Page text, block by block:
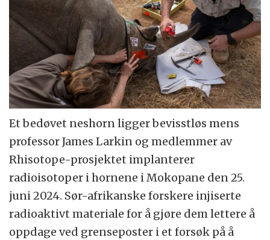
Et bedøvet neshorn ligger bevisstløs mens
professor James Larkin og medlemmer av
Rhisotope-prosjektet implanterer
radioisotoper i hornene i Mokopane den 25.
juni 2024. Sør-afrikanske forskere injiserte
radioaktivt materiale for å gjøre dem lettere å
oppdage ved grenseposter i et forsøk på å